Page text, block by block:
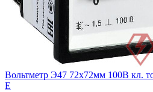
Вольтметр Э47 72х72мм 100В кл.
E